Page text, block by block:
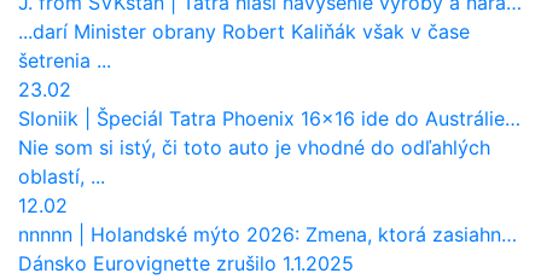
...darí Minister obrany Robert Kaliňák však v čase
šetrenia ...
23.02
Sloniik
Špeciál Tatra Phoenix 16×16 ide do Austrálie. Na čo bude slúžiť?
Nie som si istý, či toto auto je vhodné do odľahlých
oblastí, ...
12.02
nnnnn
Holandské mýto 2026: Zmena, ktorá zasiahne slovenských dopravcov
Dánsko Eurovignette zrušilo 1.1.2025